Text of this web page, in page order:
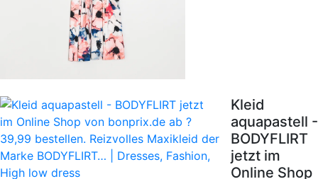
Kleid
aquapastell -
BODYFLIRT
jetzt im
Online Shop